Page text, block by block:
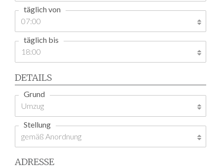
täglich von
täglich bis
DETAILS
Grund
Stellung
ADRESSE